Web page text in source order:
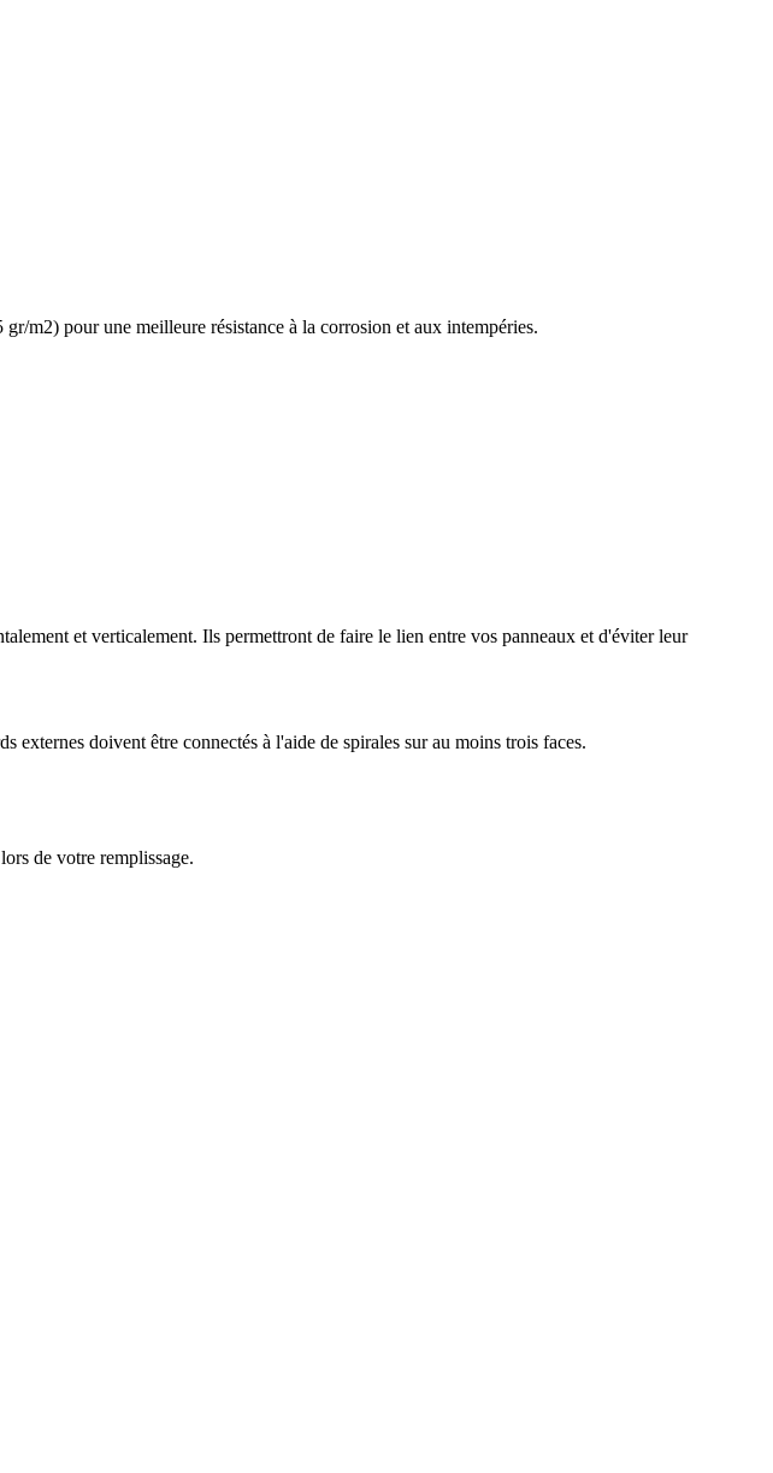
m2) pour une meilleure résistance à la corrosion et aux intempéries.
et verticalement. Ils permettront de faire le lien entre vos panneaux et d'éviter leur
externes doivent être connectés à l'aide de spirales sur au moins trois faces.
de votre remplissage.